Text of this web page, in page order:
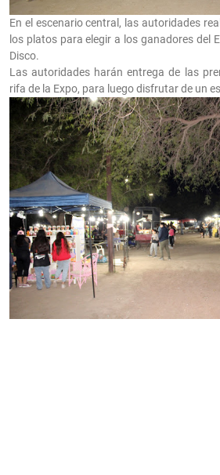
En el escenario central, las autoridades
los platos para elegir a los ganadores del
Disco.
Las autoridades harán entrega de las
rifa de la Expo, para luego disfrutar de un